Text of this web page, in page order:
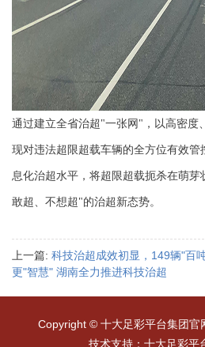
通过建立全省治超"一张网"，以高密度
现对违法超限超载车辆的全方位有效
息化治超水平，将超限超载扼杀在萌
敢超、不想超"的治超新态势。
上一篇: 科技治超成效初显，149辆"百
更"智慧" 湖南全力推进科技治超
Copyright © 十大足彩平台集团官
技术支持：十大足彩平